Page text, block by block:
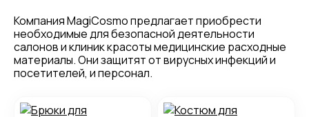
Компания MagiCosmo предлагает приобрести
необходимые для безопасной деятельности
салонов и клиник красоты медицинские расходные
материалы. Они защитят от вирусных инфекций и
посетителей, и персонал.